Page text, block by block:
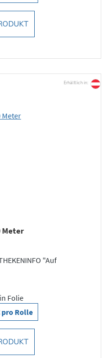
Erhältlich in:
Meter
"Auf
Folie
pro Rolle